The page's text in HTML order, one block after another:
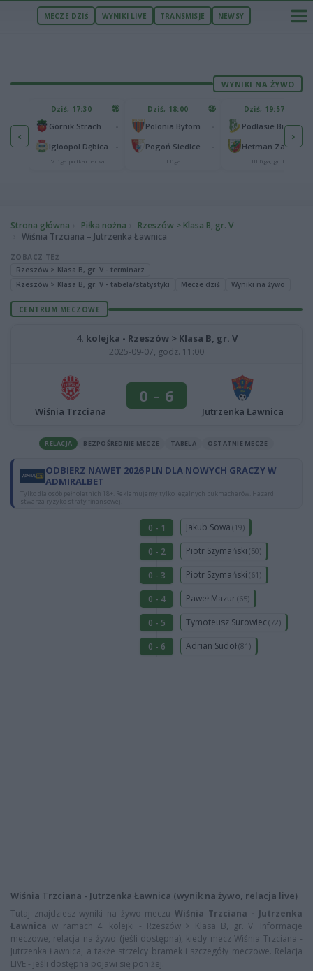
MECZE DZIŚ WYNIKI LIVE TRANSMISJE NEWSY
WYNIKI NA ŻYWO
‹
65
25
Dziś, 17:30
Igloopol Dębica
IV liga podkarpacka
Dziś, 18:00
Polonia Bytom
Pogoń Siedlce
I liga
Dziś, 19:57
Podlasie Biała Podlaska
Hetman Zamość
III liga, gr. IV
›
Strona główna Piłka nożna
Rzeszów > Klasa B, gr. V
Wiśnia Trzciana – Jutrzenka Ławnica
ZOBACZ TEŻ
Rzeszów > Klasa B, gr. V - terminarz
Rzeszów > Klasa B, gr. V - tabela/statystyki
Mecze dziś Wyniki na żywo
CENTRUM MECZOWE
4. kolejka - Rzeszów > Klasa B, gr. V
2025-09-07, godz. 11:00
Wiśnia Trzciana
0 - 6
Jutrzenka Ławnica
RELACJA BEZPOŚREDNIE MECZE TABELA OSTATNIE MECZE
ODBIERZ NAWET 2026 PLN DLA NOWYCH GRACZY W
ADMIRALBET
Tylko dla osób pełnoletnich 18+. Reklamujemy tylko legalnych bukmacherów. Hazard
stwarza ryzyko straty finansowej.
0 - 1 Jakub Sowa (19)
0 - 2 Piotr Szymański (50)
0 - 3 Piotr Szymański (61)
0 - 4 Paweł Mazur(65)
0 - 5 Tymoteusz Surowiec (72)
0 - 6 Adrian Sudoł(81)
Wiśnia Trzciana - Jutrzenka Ławnica (wynik na żywo, relacja live)
Tutaj znajdziesz wyniki na żywo meczu Wiśnia Trzciana - Jutrzenka
Ławnica w ramach 4. kolejki - Rzeszów > Klasa B, gr. V. Informacje
meczowe, relacja na żywo (jeśli dostępna), kiedy mecz Wiśnia Trzciana -
Jutrzenka Ławnica, a także strzelcy bramek i szczegóły meczowe. Relacja
LIVE - jeśli dostępna pojawi się poniżej.